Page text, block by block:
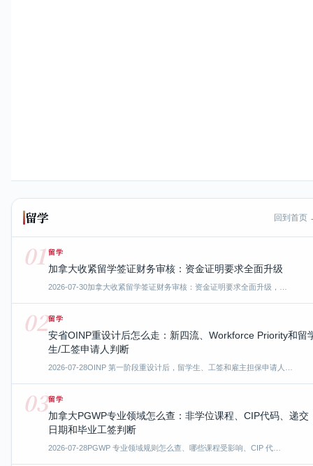
留学 回到首页
01 留学
加拿大收紧留学签证财务审核：资金证明要求全面升级
2026-07-30加拿大收紧留学签证财务审核：资金证明要求全面升级，…
02留学
安省OINP重设计后怎么走：新四流、Workforce Priority和留
生/工签申请人判断
2026-07-28OINP 第一阶段重设计后，留学生、工签和雇主担保申请人…
03留学
加拿大PGWP专业领域怎么查：非学位课程、CIP代码、递交
日期和毕业工签判断
2026-07-28PGWP 专业领域规则怎么查、哪些课程受影响、CIP 代…